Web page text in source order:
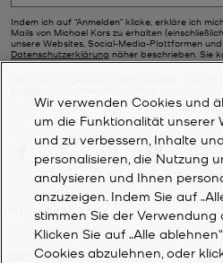
Indem ich auf "Anmelden" klicke, erkläre ich
Mails von Michael Kors zu erhalten
unsere Websites, Social-Media-Plattformen
Datenschutzerklärung näher beschrieben. Sie
KUNDENDIENST
MEIN KONTO
Wir verwenden Cookies und
um die Funktionalität unserer
und zu verbessern, Inhalte
personalisieren, die Nutzung
analysieren und Ihnen
anzuzeigen. Indem Sie auf
stimmen Sie der Verwendung
Klicken Sie auf „Alle
Cookies abzulehnen, oder